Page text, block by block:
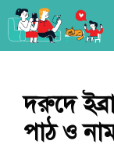
Skip
content
দরুদে
পাঠ ও